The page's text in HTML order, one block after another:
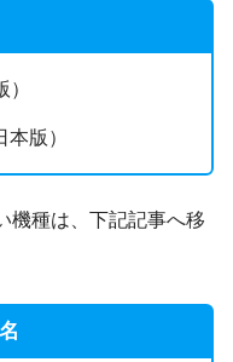
）
本版）
機種は、下記記事へ移